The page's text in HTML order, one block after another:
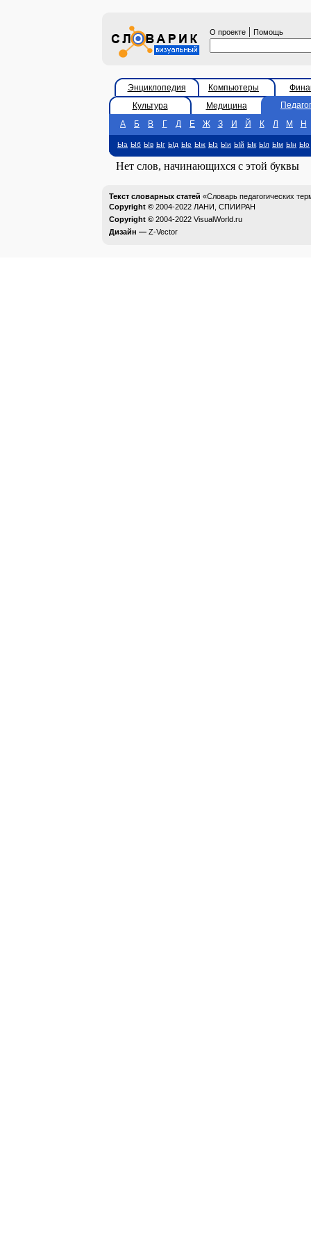
О проекте | Помощь
Энциклопедия Компьютеры
Культура
Медицина
А
Б В Г Д Е Ж З И Й К Л М Н
Ыа Ыб Ыв Ыг Ыд Ые Ыж Ыз Ыи Ый Ык Ыл Ым Ын Ыо
Нет слов, начинающихся с этой буквы
Текст словарных статей «Словарь педагогических
Copyright © 2004-2022 ЛАНИ, СПИИРАН
Copyright © 2004-2022 VisualWorld.ru
Дизайн — Z-Vector